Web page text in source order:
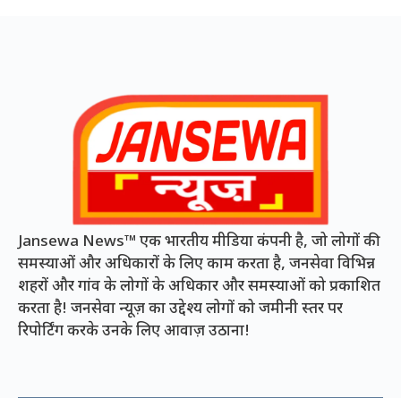
Jansewa News™ एक भारतीय मीडिया कंपनी है, जो लोगों की
समस्याओं और अधिकारों के लिए काम करता है, जनसेवा विभिन्न
शहरों और गांव के लोगों के अधिकार और समस्याओं को प्रकाशित
करता है! जनसेवा न्यूज़ का उद्देश्य लोगों को जमीनी स्तर पर
रिपोर्टिंग करके उनके लिए आवाज़ उठाना!